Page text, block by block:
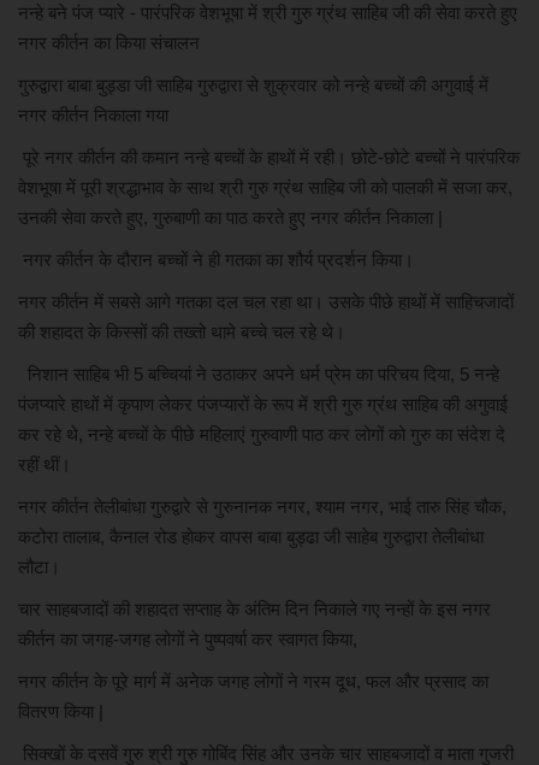
अपराध
खेल
मनोरंजन
नन्हे बने पंज प्यारे - पारंपरिक वेशभूषा में श्री गुरु ग्रंथ साहिब जी की सेवा करते हुए
नगर कीर्तन का किया संचालन
गुरुद्वारा बाबा बुड्डा जी साहिब गुरुद्वारा से शुक्रवार को नन्हे बच्चों की अगुवाई में
नगर कीर्तन निकाला गया
पूरे नगर कीर्तन की कमान नन्हे बच्चों के हाथों में रही। छोटे-छोटे बच्चों ने पारंपरिक
वेशभूषा में पूरी श्रद्धाभाव के साथ श्री गुरु ग्रंथ साहिब जी को पालकी में सजा कर,
उनकी सेवा करते हुए, गुरुबाणी का पाठ करते हुए नगर कीर्तन निकाला |
नगर कीर्तन के दौरान बच्चों ने ही गतका का शौर्य प्रदर्शन किया।
नगर कीर्तन में सबसे आगे गतका दल चल रहा था। उसके पीछे हाथों में साहिचजादों
की शहादत के किस्सों की तख्तो थामे बच्चे चल रहे थे।
निशान साहिब भी 5 बच्चियां ने उठाकर अपने धर्म प्रेम का परिचय दिया, 5 नन्हे
पंजप्यारे हाथों में कृपाण लेकर पंजप्यारों के रूप में श्री गुरु ग्रंथ साहिब की अगुवाई
कर रहे थे, नन्हे बच्चों के पीछे महिलाएं गुरुवाणी पाठ कर लोगों को गुरु का संदेश दे
रहीं थीं।
नगर कीर्तन तेलीबांधा गुरुद्वारे से गुरुनानक नगर, श्याम नगर, भाई तारु सिंह चौक,
कटोरा तालाब, कैनाल रोड होकर वापस बाबा बुड्ढा जी साहेब गुरुद्वारा तेलीबांधा
लौटा।
चार साहबजादों की शहादत सप्ताह के अंतिम दिन निकाले गए नन्हों के इस नगर
कीर्तन का जगह-जगह लोगों ने पुष्पवर्षा कर स्वागत किया,
नगर कीर्तन के पूरे मार्ग में अनेक जगह लोगों ने गरम दूध, फल और प्रसाद का
वितरण किया |
सिक्खों के दसवें गुरु श्री गुरु गोबिंद सिंह और उनके चार साहबजादों व माता गुजरी